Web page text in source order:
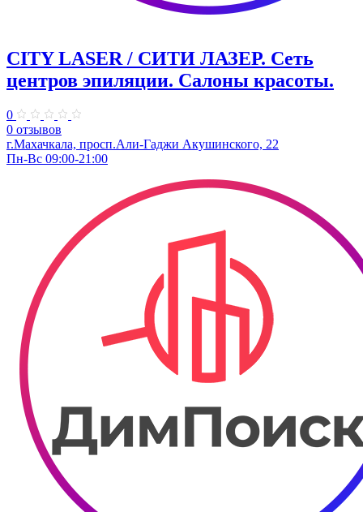
CITY LASER / СИТИ ЛАЗЕР. Сеть
центров эпиляции. Салоны красоты.
0
0 отзывов
г.Махачкала, ​просп.Али-Гаджи Акушинского, 22
Пн-Вс 09:00-21:00